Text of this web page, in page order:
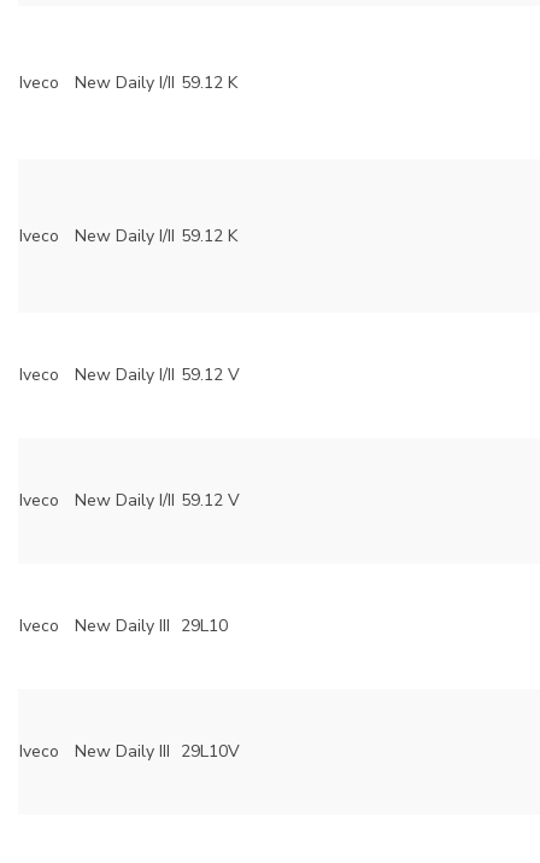
Iveco New Daily I/II 59.12 K
Iveco New Daily I/II 59.12 K
Iveco New Daily I/II 59.12 V
Iveco New Daily I/II 59.12 V
Iveco New Daily III 29L10
Iveco New Daily III 29L10V